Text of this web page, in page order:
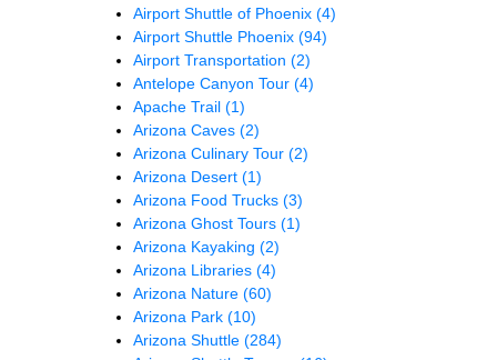
Airport Shuttle of Phoenix (4)
Airport Shuttle Phoenix (94)
Airport Transportation (2)
Antelope Canyon Tour (4)
Apache Trail (1)
Arizona Caves (2)
Arizona Culinary Tour (2)
Arizona Desert (1)
Arizona Food Trucks (3)
Arizona Ghost Tours (1)
Arizona Kayaking (2)
Arizona Libraries (4)
Arizona Nature (60)
Arizona Park (10)
Arizona Shuttle (284)